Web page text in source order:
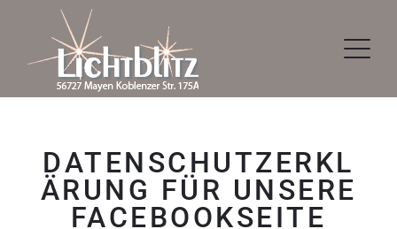
DATENSCHUTZERKL
ÄRUNG FÜR UNSERE
FACEBOOKSEITE